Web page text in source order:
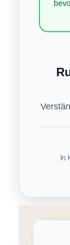
In